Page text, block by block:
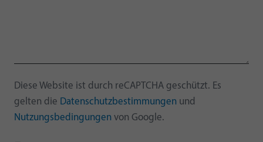
Diese Website ist durch reCAPTCHA geschützt. Es
gelten die Datenschutzbestimmungen und
Nutzungsbedingungen von Google.